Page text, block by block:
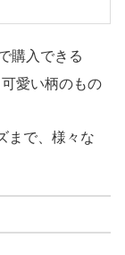
購入できる
愛い柄のもの
まで、様々な